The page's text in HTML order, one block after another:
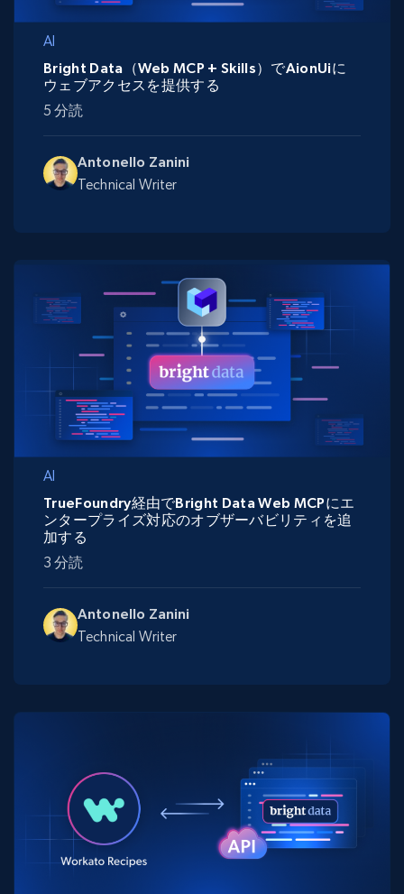
AI
Antonello Zanini
Technical Writer
Bright Data（Web MCP + Skills）でAionUiに
ウェブアクセスを提供する
5 分読
AI
Antonello Zanini
Technical Writer
TrueFoundry経由でBright Data Web MCPにエ
ンタープライズ対応のオブザーバビリティを追
加する
3 分読